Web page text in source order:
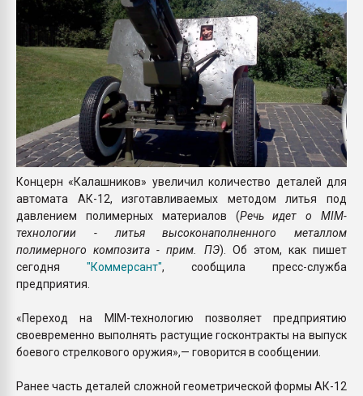
Концерн «Калашников» увеличил количество деталей для
автомата АК-12, изготавливаемых методом литья под
давлением полимерных материалов (Речь идет о MIM-
технологии - литья высоконаполненного металлом
полимерного композита - прим. ПЭ). Об этом, как пишет
сегодня "Коммерсант", сообщила пресс-служба
предприятия.
«Переход на MIM-технологию позволяет предприятию
своевременно выполнять растущие госконтракты на выпуск
боевого стрелкового оружия»,— говорится в сообщении.
Ранее часть деталей сложной геометрической формы АК-12